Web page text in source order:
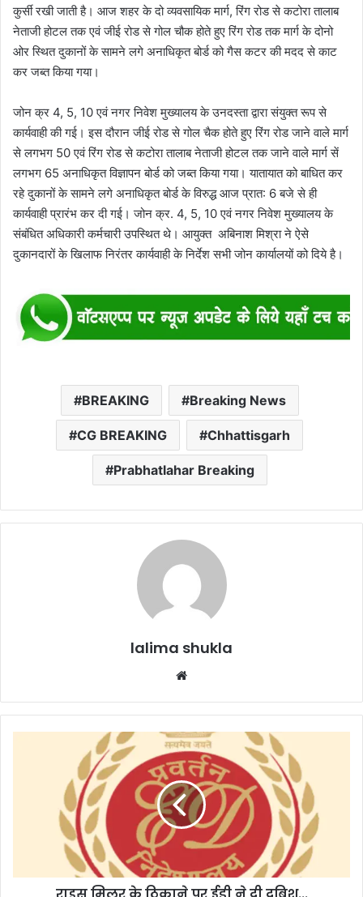
कुर्सी रखी जाती है। आज शहर के दो व्यवसायिक मार्ग, रिंग रोड से कटोरा तालाब
नेताजी होटल तक एवं जीई रोड से गोल चौक होते हुए रिंग रोड तक मार्ग के दोनो
ओर स्थित दुकानों के सामने लगे अनाधिकृत बोर्ड को गैस कटर की मदद से काट
कर जब्त किया गया।
जोन क्र 4, 5, 10 एवं नगर निवेश मुख्यालय के उनदस्ता द्वारा संयुक्त रूप से
कार्यवाही की गई। इस दौरान जीई रोड से गोल चैक होते हुए रिंग रोड जाने वाले मार्ग
से लगभग 50 एवं रिंग रोड से कटोरा तालाब नेताजी होटल तक जाने वाले मार्ग सें
लगभग 65 अनाधिकृत विज्ञापन बोर्ड को जब्त किया गया। यातायात को बाधित कर
रहे दुकानों के सामने लगे अनाधिकृत बोर्ड के विरुद्ध आज प्रात: 6 बजे से ही
कार्यवाही प्रारंभ कर दी गई। जोन क्र. 4, 5, 10 एवं नगर निवेश मुख्यालय के
संबंधित अधिकारी कर्मचारी उपस्थित थे। आयुक्त अबिनाश मिश्रा ने ऐसे
दुकानदारों के खिलाफ निरंतर कार्यवाही के निर्देश सभी जोन कार्यालयों को दिये है।
BREAKING Breaking News
CG BREAKING Chhattisgarh
Prabhatlahar Breaking
lalima shukla
दबिश...